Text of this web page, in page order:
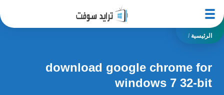
الرئيسية /
download google chrome for
windows 7 32-bit